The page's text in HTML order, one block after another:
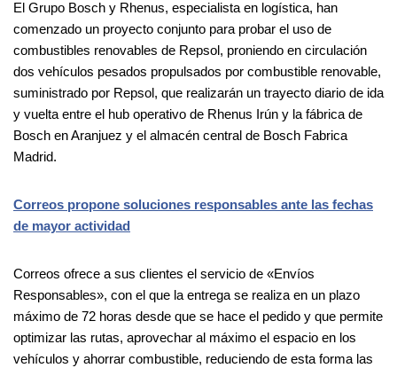
El Grupo Bosch y Rhenus, especialista en logística, han
comenzado un proyecto conjunto para probar el uso de
combustibles renovables de Repsol, proniendo en circulación
dos vehículos pesados propulsados por combustible renovable,
suministrado por Repsol, que realizarán un trayecto diario de ida
y vuelta entre el hub operativo de Rhenus Irún y la fábrica de
Bosch en Aranjuez y el almacén central de Bosch Fabrica
Madrid.
Correos propone soluciones responsables ante las fechas
de mayor actividad
Correos ofrece a sus clientes el servicio de «Envíos
Responsables», con el que la entrega se realiza en un plazo
máximo de 72 horas desde que se hace el pedido y que permite
optimizar las rutas, aprovechar al máximo el espacio en los
vehículos y ahorrar combustible, reduciendo de esta forma las